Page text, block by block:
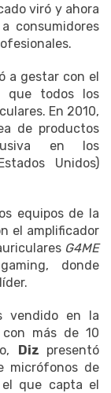
viró y ahora
consumidores
a gestar con el
que todos los
En 2010,
de productos
en los
Unidos)
equipos de la
el amplificador
G4ME
donde
vendido en la
más de 10
Diz presentó
micrófonos de
que capta el